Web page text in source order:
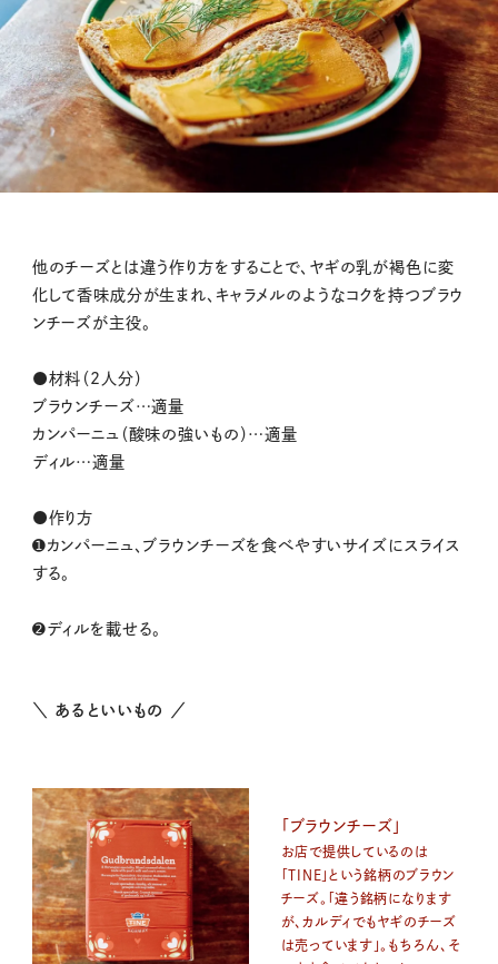
他のチーズとは違う作り方をすることで、ヤギの乳が褐色に変
化して香味成分が生まれ、キャラメルのようなコクを持つブラウ
ンチーズが主役。
●材料（2人分）
ブラウンチーズ…適量
カンパーニュ（酸味の強いもの）…適量
ディル…適量
●作り方
➊カンパーニュ、ブラウンチーズを食べやすいサイズにスライス
する。
➋ディルを載せる。
＼ あるといいもの ／
「ブラウンチーズ」
お店で提供しているのは
「TINE」という銘柄のブラウン
チーズ。「違う銘柄になります
が、カルディでもヤギのチーズ
は売っています」。もちろん、そ